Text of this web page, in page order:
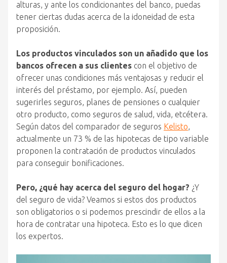
alturas, y ante los condicionantes del banco, puedas
tener ciertas dudas acerca de la idoneidad de esta
proposición.
Los productos vinculados son un añadido que los
bancos ofrecen a sus clientes con el objetivo de
ofrecer unas condiciones más ventajosas y reducir el
interés del préstamo, por ejemplo. Así, pueden
sugerirles seguros, planes de pensiones o cualquier
otro producto, como seguros de salud, vida, etcétera.
Según datos del comparador de seguros Kelisto,
actualmente un 73 % de las hipotecas de tipo variable
proponen la contratación de productos vinculados
para conseguir bonificaciones.
Pero, ¿qué hay acerca del seguro del hogar? ¿Y
del seguro de vida? Veamos si estos dos productos
son obligatorios o si podemos prescindir de ellos a la
hora de contratar una hipoteca. Esto es lo que dicen
los expertos.